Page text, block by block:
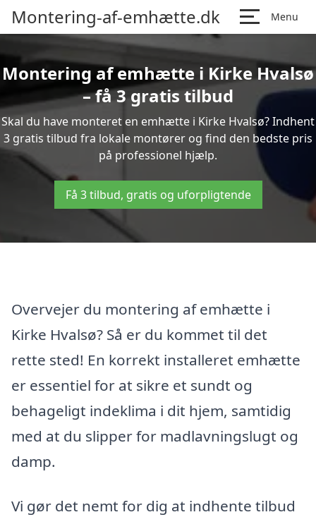
Montering-af-emhætte.dk Menu
Montering af emhætte i Kirke Hvalsø
– få 3 gratis tilbud
Skal du have monteret en emhætte i Kirke Hvalsø? Indhent
3 gratis tilbud fra lokale montører og find den bedste pris
på professionel hjælp.
Få 3 tilbud, gratis og uforpligtende
Overvejer du montering af emhætte i
Kirke Hvalsø? Så er du kommet til det
rette sted! En korrekt installeret emhætte
er essentiel for at sikre et sundt og
behageligt indeklima i dit hjem, samtidig
med at du slipper for madlavningslugt og
damp.
Vi gør det nemt for dig at indhente tilbud